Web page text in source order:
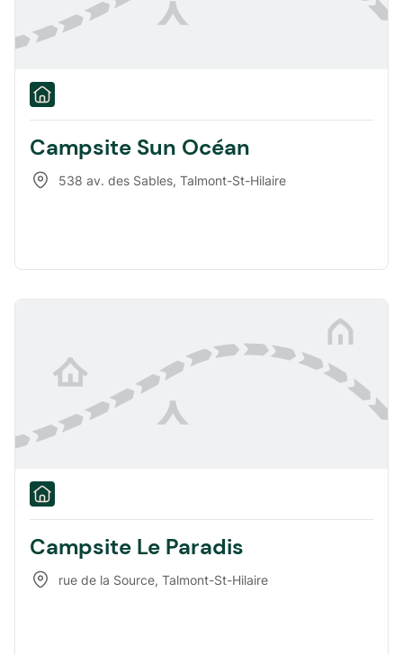
Campsite Sun Océan
538 av. des Sables, Talmont-St-Hilaire
Campsite Le Paradis
rue de la Source, Talmont-St-Hilaire